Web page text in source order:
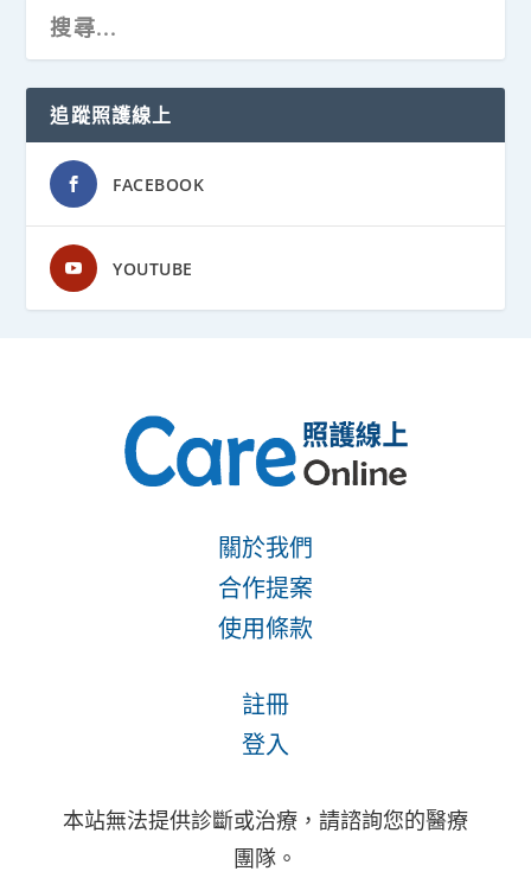
追蹤照護線上
FACEBOOK
YOUTUBE
關於我們
合作提案
使用條款
註冊
登入
本站無法提供診斷或治療，請諮詢您的醫療
團隊。